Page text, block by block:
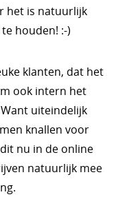
het is natuurlijk
houden! :-)
klanten, dat het
ook intern het
uiteindelijk
knallen voor
nu in de online
natuurlijk mee